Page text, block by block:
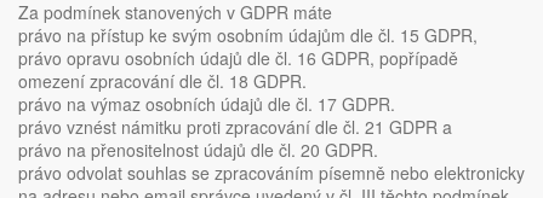
Za podmínek stanovených v GDPR máte
právo na přístup ke svým osobním údajům dle čl. 15 GDPR,
právo opravu osobních údajů dle čl. 16 GDPR, popřípadě
omezení zpracování dle čl. 18 GDPR.
právo na výmaz osobních údajů dle čl. 17 GDPR.
právo vznést námitku proti zpracování dle čl. 21 GDPR a
právo na přenositelnost údajů dle čl. 20 GDPR.
právo odvolat souhlas se zpracováním písemně nebo elektronicky